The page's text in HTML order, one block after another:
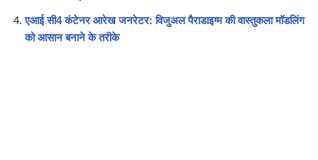
एआई सी4 कंटेनर आरेख जनरेटर: विजुअल पैराडाइग्म की वास्तुकला मॉडलिंग
को आसान बनाने के तरीके